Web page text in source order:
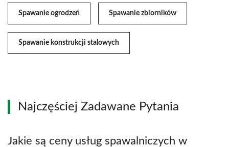
Spawanie ogrodzeń Spawanie zbiorników
Spawanie konstrukcji stalowych
Najczęściej Zadawane Pytania
Jakie są ceny usług spawalniczych w